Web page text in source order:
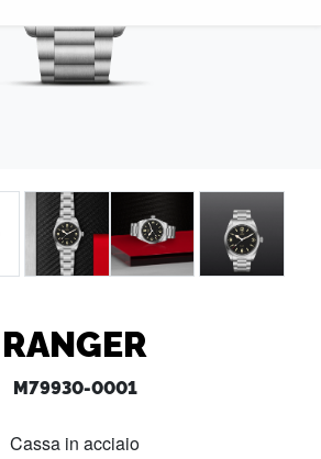
RANGER
M79930-0001
Cassa in acciaio